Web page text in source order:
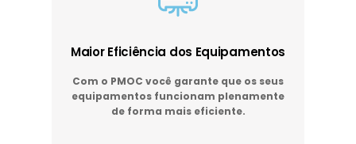
Maior Eficiência dos Equipamentos
Com o PMOC você garante que os seus
equipamentos funcionam plenamente
de forma mais eficiente.